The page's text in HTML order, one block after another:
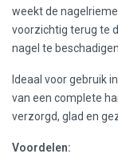
weekt de
voorzichtig terug te
nagel te beschadigen.
Ideaal voor gebruik
van een complete
verzorgd, glad en
Voordelen: